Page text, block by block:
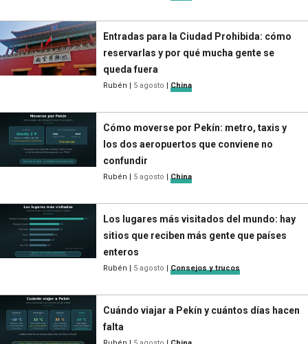
Entradas para la Ciudad Prohibida: cómo
reservarlas y por qué mucha gente se
queda fuera
Rubén | 5 agosto | China
Cómo moverse por Pekín: metro, taxis y
los dos aeropuertos que conviene no
confundir
Rubén | 5 agosto | China
Los lugares más visitados del mundo: hay
sitios que reciben más gente que países
enteros
Rubén | 5 agosto | Consejos y trucos
Cuándo viajar a Pekín y cuántos días hacen
falta